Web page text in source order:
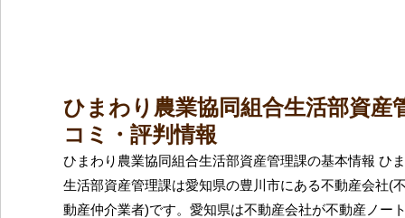
ひまわり農業協同組合生活部資産
コミ・評判情報
ひまわり農業協同組合生活部資産管理課の基本情報 ひ
生活部資産管理課は愛知県の豊川市にある不動産会社(
動産仲介業者)です。愛知県は不動産会社が不動産ノー